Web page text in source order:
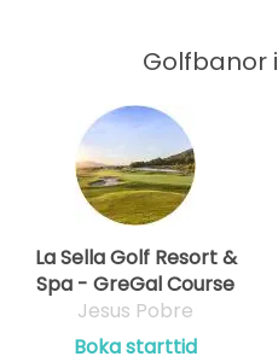
Golfbanor
La Sella Golf Resort &
Spa - GreGal Course
Jesus Pobre
Boka starttid